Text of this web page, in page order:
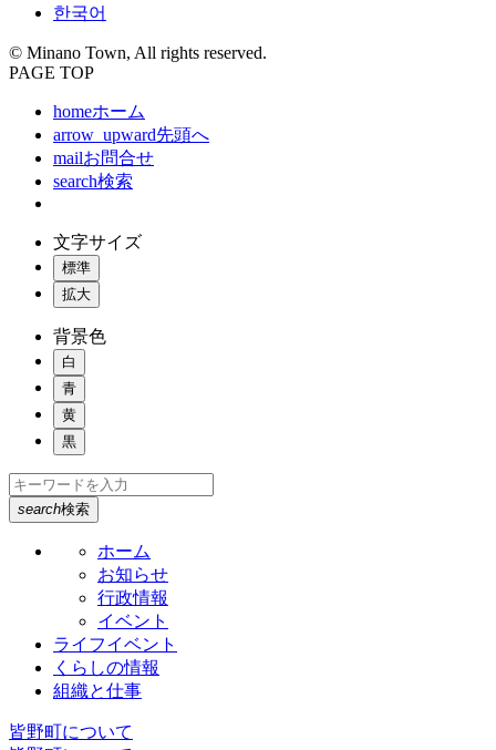
한국어
© Minano Town, All rights reserved.
PAGE TOP
homeホーム
arrow_upward先頭へ
mailお問合せ
search検索
文字サイズ
標準
拡大
背景色
白
青
黄
黒
search検索
ホーム
お知らせ
行政情報
イベント
ライフイベント
くらしの情報
組織と仕事
皆野町について